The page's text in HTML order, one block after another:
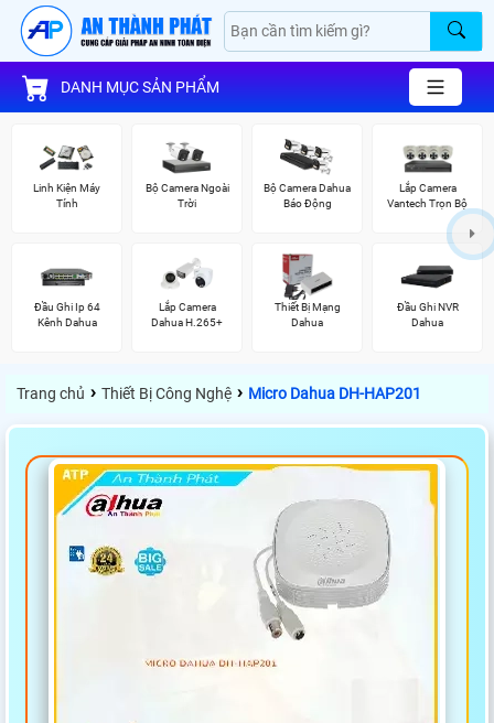
DANH MỤC SẢN PHẨM
Linh Kiện Máy
Tính
Bộ Camera Ngoài
Trời
Bộ Camera Dahua
Báo Động
Lắp Camera
Vantech Trọn Bộ
Đầu Ghi Ip 64
Kênh Dahua
Lắp Camera
Dahua H.265+
Thiết Bị Mạng
Dahua
Đầu Ghi NVR
Dahua
Trang chủ › Thiết Bị Công Nghệ › Micro Dahua DH-HAP201